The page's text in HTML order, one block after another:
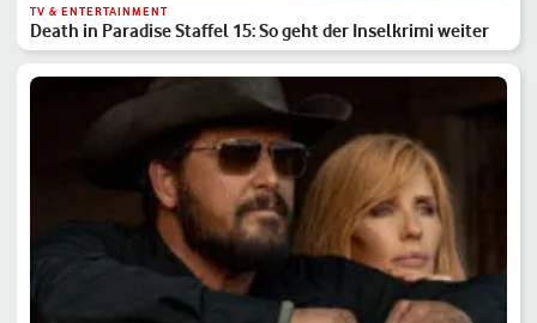
TV & ENTERTAINMENT
Death in Paradise Staffel 15: So geht der Inselkrimi weiter